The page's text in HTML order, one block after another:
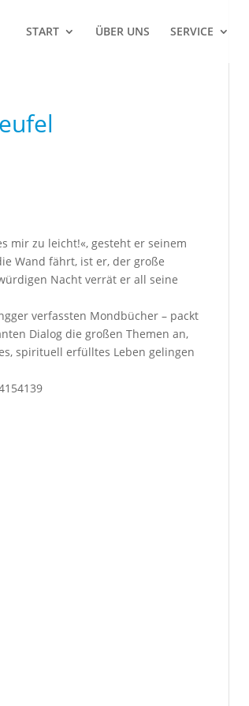
START ÜBER UNS SERVICE
mir zu leicht!«, gesteht er seinem
Wand fährt, ist er, der große
Nacht verrät er all seine
verfassten Mondbücher – packt
Dialog die großen Themen an,
spirituell erfülltes Leben gelingen